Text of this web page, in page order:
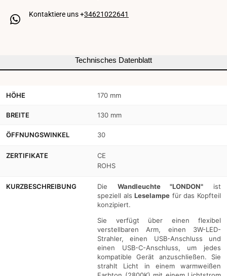
3W
Kontaktiere uns +34621022641
Technisches Datenblatt
HÖHE 170 mm
BREITE 130 mm
ÖFFNUNGSWINKEL 30
ZERTIFIKATE
CE
ROHS
KURZBESCHREIBUNG Die Wandleuchte "LONDON" ist
speziell alsLeselampe für das Kopfteil
konzipiert.
Sie verfügt über einen flexibel
verstellbaren Arm, einen 3W-LED-
Strahler, einen USB-Anschluss und
einen USB-C-Anschluss, um jedes
kompatible Gerät anzuschließen. Sie
strahlt Licht in einem warmweißen